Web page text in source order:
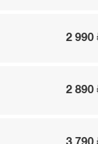
2 990
2 890